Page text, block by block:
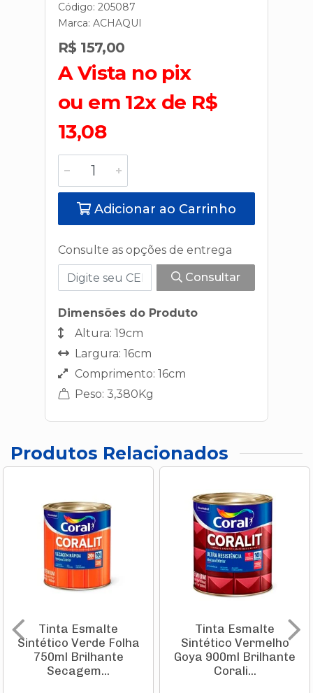
Código: 205087
Marca: ACHAQUI
R$ 157,00
A Vista no pix
ou em 12x de R$
13,08
Adicionar ao Carrinho
Consulte as opções de entrega
Consultar
Dimensões do Produto
Altura: 19cm
Largura: 16cm
Comprimento: 16cm
Peso: 3,380Kg
Produtos Relacionados
Tinta Esmalte
Sintético Verde Folha
750ml Brilhante
Secagem...
Tinta Esmalte
Sintético Vermelho
Goya 900ml Brilhante
Corali...